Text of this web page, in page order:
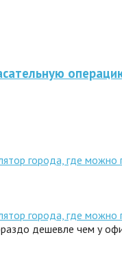
города, где
города, где
дешевле чем у